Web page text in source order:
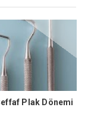
Plak Dönemi